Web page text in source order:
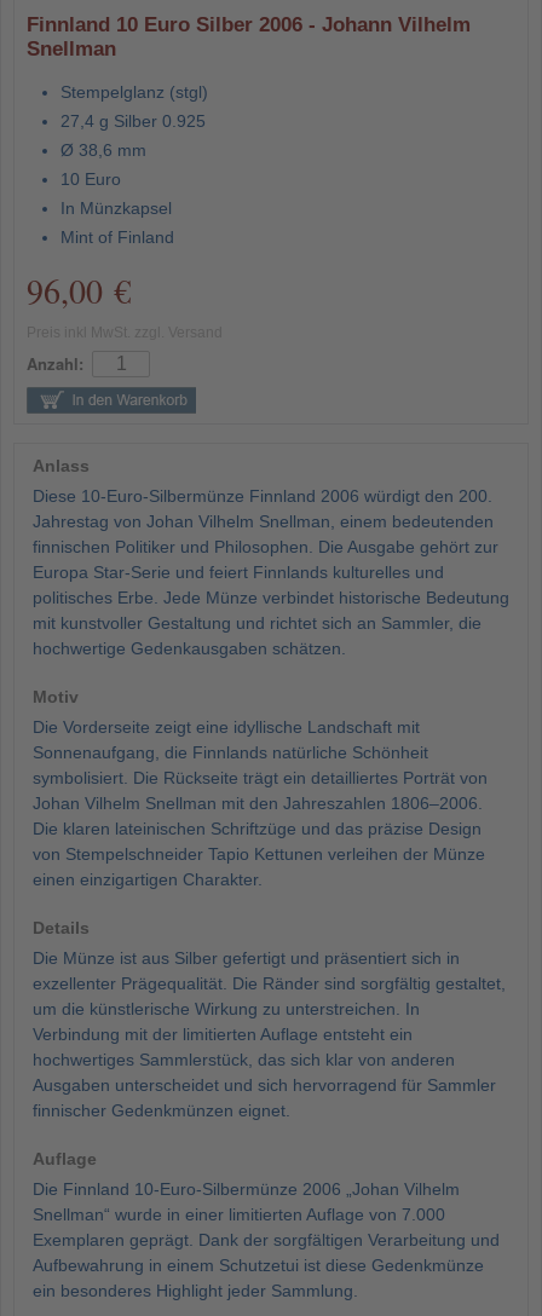
Finnland 10 Euro Silber 2006 - Johann Vilhelm
Snellman
Stempelglanz (stgl)
27,4 g Silber 0.925
Ø 38,6 mm
10 Euro
In Münzkapsel
Mint of Finland
96,00 €
Anzahl:
Anlass
Diese 10-Euro-Silbermünze Finnland 2006 würdigt den 200.
Jahrestag von Johan Vilhelm Snellman, einem bedeutenden
finnischen Politiker und Philosophen. Die Ausgabe gehört zur
Europa Star-Serie und feiert Finnlands kulturelles und
politisches Erbe. Jede Münze verbindet historische Bedeutung
mit kunstvoller Gestaltung und richtet sich an Sammler, die
hochwertige Gedenkausgaben schätzen.
Motiv
Die Vorderseite zeigt eine idyllische Landschaft mit
Sonnenaufgang, die Finnlands natürliche Schönheit
symbolisiert. Die Rückseite trägt ein detailliertes Porträt von
Johan Vilhelm Snellman mit den Jahreszahlen 1806–2006.
Die klaren lateinischen Schriftzüge und das präzise Design
von Stempelschneider Tapio Kettunen verleihen der Münze
einen einzigartigen Charakter.
Details
Die Münze ist aus Silber gefertigt und präsentiert sich in
exzellenter Prägequalität. Die Ränder sind sorgfältig gestaltet,
um die künstlerische Wirkung zu unterstreichen. In
Verbindung mit der limitierten Auflage entsteht ein
hochwertiges Sammlerstück, das sich klar von anderen
Ausgaben unterscheidet und sich hervorragend für Sammler
finnischer Gedenkmünzen eignet.
Auflage
Die Finnland 10-Euro-Silbermünze 2006 „Johan Vilhelm
Snellman“ wurde in einer limitierten Auflage von 7.000
Exemplaren geprägt. Dank der sorgfältigen Verarbeitung und
Aufbewahrung in einem Schutzetui ist diese Gedenkmünze
ein besonderes Highlight jeder Sammlung.